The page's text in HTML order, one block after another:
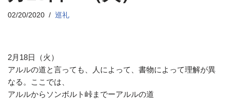
ス
キ
02/20/2020 巡礼
2月18日（火）
アルルの道と言っても、人によって、書物によって理解が異
なる。ここでは、
アルルからソンボルト峠までーアルルの道